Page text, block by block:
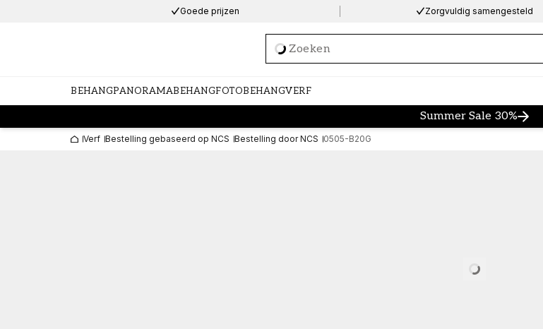
Goede prijzen Zorgvuldig samengesteld
Loading…
BEHANGPANORAMABEHANGFOTOBEHANGVERF
Summer Sale 30%
Verf Bestelling gebaseerd op NCS Bestelling door NCS 0505-B20G
Loading…